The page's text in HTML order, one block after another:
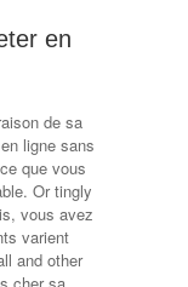
en
de sa
ligne sans
que vous
Or tingly
vous avez
varient
and other